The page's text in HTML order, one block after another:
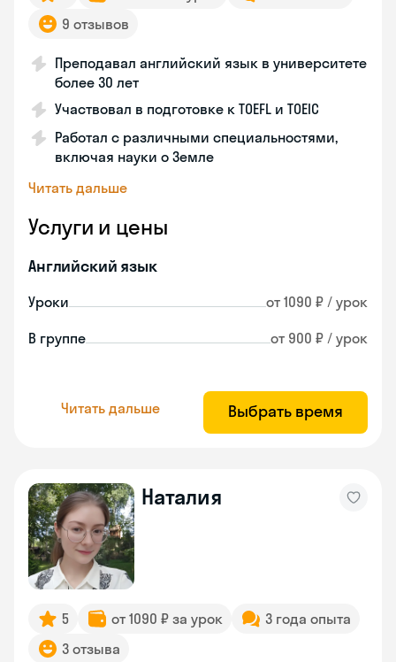
9 отзывов
Преподавал английский язык в университете
более 30 лет
Участвовал в подготовке к TOEFL и TOEIC
Работал с различными специальностями,
включая науки о Земле
Читать дальше
Услуги и цены
Английский язык
Уроки от 1090 ₽ / урок
В группе от 900 ₽ / урок
Читать дальше Выбрать время
Наталия
5 от 1090 ₽ за урок
3 года опыта
3 отзыва